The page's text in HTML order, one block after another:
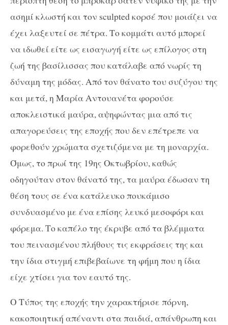
ασημί κλωστή και τον sculpted κορσέ που μοιάζει να
έχει λαξευτεί σε πέτρα. Το κομμάτι αυτό μπορεί
να ιδωθεί είτε ως εισαγωγή είτε ως επίλογος στη
ζωή της βασίλισσας που κατάλαβε από νωρίς τη
δύναμη της μόδας. Από τον θάνατο του συζύγου της
και μετά, η Μαρία Αντουανέτα φορούσε
αποκλειστικά μαύρα, αψηφώντας μια από τις
απαγορεύσεις της εποχής που δεν επέτρεπε να
φορεθούν χρώματα σχετιζόμενα με τη μοναρχία.
Όμως, το πρωί της 19ης Οκτωβρίου, καθώς
οδηγούταν στον θάνατό της, τα μαύρα έδωσαν τη
θέση τους σε ένα κατάλευκο πουκάμισο
συνδυασμένο με ένα επίσης λευκό μεσοφόρι και
φόρεμα. Το καπέλο της έκρυβε από τα βλέμματα
του πεινασμένου πλήθους τις εκφράσεις της και
την ίδια στιγμή επιβεβαίωνε τη φήμη που η ίδια
είχε χτίσει για τον εαυτό της.
Ο Τύπος της εποχής την χαρακτήρισε πόρνη,
κακοποιητική απέναντι στα παιδιά, απάνθρωπη και